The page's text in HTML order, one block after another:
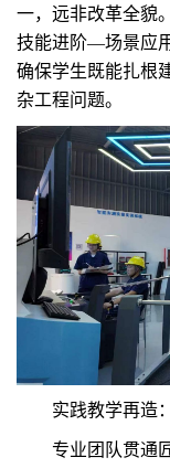
一，远非改革全貌
技能进阶—场景应
确保学生既能扎根
杂工程问题。
实践教学再造
专业团队贯通匠